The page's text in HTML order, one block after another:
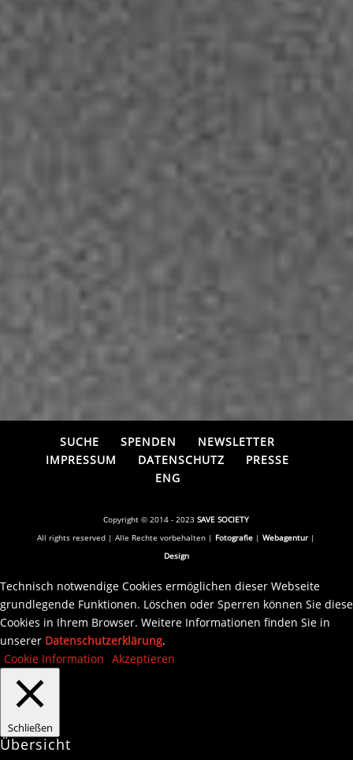
SUCHE SPENDEN
NEWSLETTER
IMPRESSUM
DATENSCHUTZ
PRESSE
ENG
Copyright © 2014 - 2023SAVE SOCIETY
All rights reserved | Alle Rechte vorbehalten | Fotografie |Webagentur|
Design
Technisch notwendige Cookies ermöglichen dieser Webseite
grundlegende Funktionen. Löschen oder Sperren können Sie diese
Cookies in Ihrem Browser. Weitere Informationen finden Sie in
unserer Datenschutzerklärung.
Cookie Information Akzeptieren
Schließen
Übersicht